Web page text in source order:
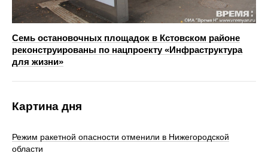
Семь остановочных площадок в Кстовском районе
реконструированы по нацпроекту «Инфраструктура
для жизни»
Картина дня
Режим ракетной опасности отменили в Нижегородской
области